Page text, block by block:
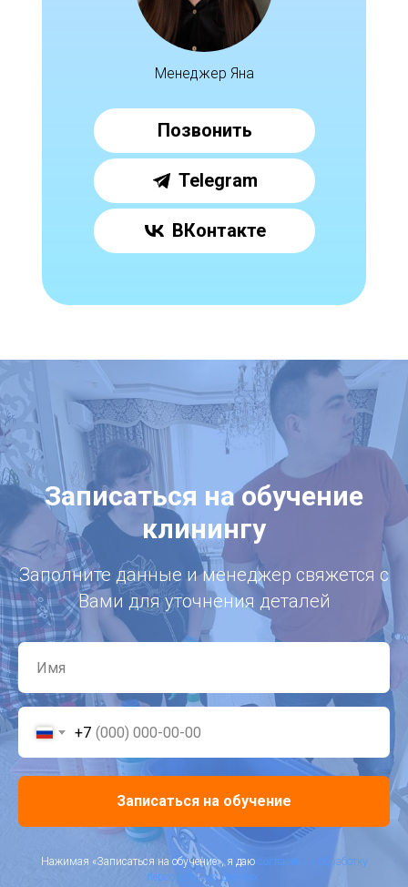
Позвонить
Менеджер Яна
Telegram
ВКонтакте
Записаться на обучение
клинингу
Заполните данные и менеджер свяжется с
Вами для уточнения деталей
+7
Записаться на обучение
Нажимая «Записаться на обучение», я даю согласие на обработку
персональных данных.